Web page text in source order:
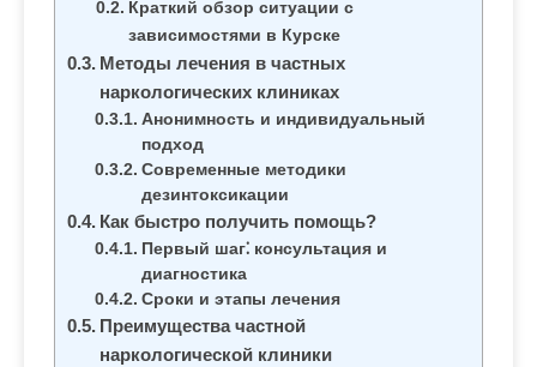
Краткий обзор ситуации с
зависимостями в Курске
Методы лечения в частных
наркологических клиниках
Анонимность и индивидуальный
подход
Современные методики
дезинтоксикации
Как быстро получить помощь?
Первый шаг⁚ консультация и
диагностика
Сроки и этапы лечения
Преимущества частной
наркологической клиники